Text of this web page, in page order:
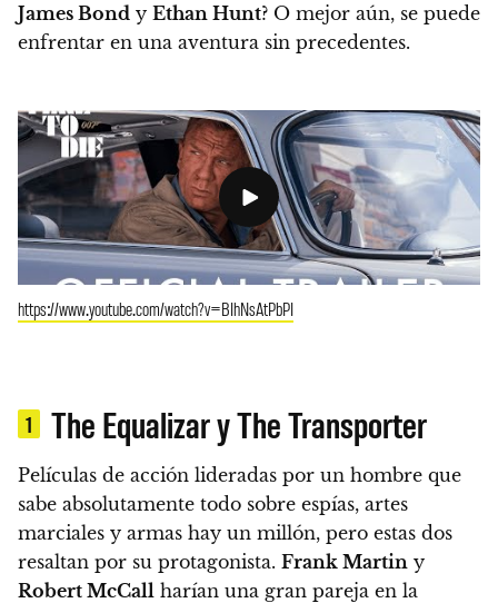
James Bond y Ethan Hunt? O mejor aún, se puede
enfrentar en una aventura sin precedentes.
https://www.youtube.com/watch?v=BIhNsAtPbPI
1 The Equalizar y The Transporter
Películas de acción lideradas por un hombre que
sabe absolutamente todo sobre espías, artes
marciales y armas hay un millón, pero estas dos
resaltan por su protagonista. Frank Martin y
Robert McCall harían una gran pareja en la